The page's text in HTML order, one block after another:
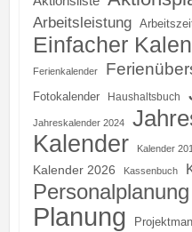
Arbeitsleistung
Einfacher
Ferienkalender
Fotokalender Haushaltsbuch
Jahreskalender 2024
Kalender Kalender
Kalender 2026 Kassenbuch
Personalplanung
Planung